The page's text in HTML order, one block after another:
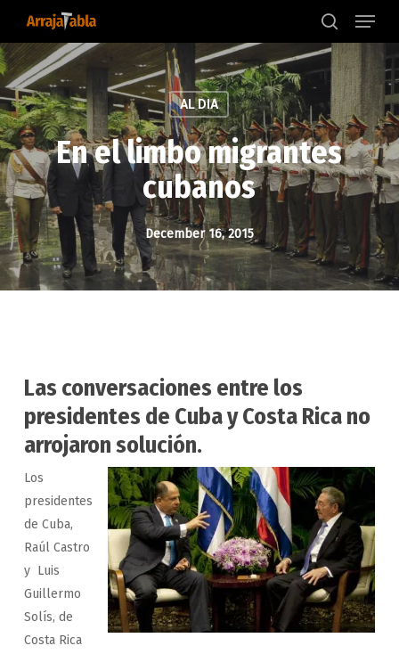
main
content
search
Menu
AL DIA
En el limbo migrantes
cubanos
December 16, 2015
Las conversaciones entre los
presidentes de Cuba y Costa Rica no
arrojaron solución.
Los
presidentes
de Cuba,
Raúl Castro
y Luis
Guillermo
Solís, de
Costa Rica